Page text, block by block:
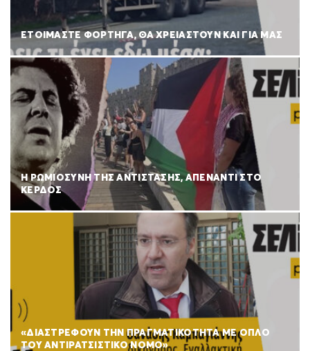
ΕΤΟΙΜΑΣΤΕ ΦΟΡΤΗΓΑ, ΘΑ ΧΡΕΙΑΣΤΟΥΝ ΚΑΙ ΓΙΑ ΜΑΣ
Η ΡΩΜΙΟΣΥΝΗ ΤΗΣ ΑΝΤΙΣΤΑΣΗΣ, ΑΠΕΝΑΝΤΙ ΣΤΟ
ΚΕΡΔΟΣ
«ΔΙΑΣΤΡΕΦΟΥΝ ΤΗΝ ΠΡΑΓΜΑΤΙΚΟΤΗΤΑ ΜΕ ΟΠΛΟ
ΤΟΥ ΑΝΤΙΡΑΤΣΙΣΤΙΚΟ ΝΟΜΟ»